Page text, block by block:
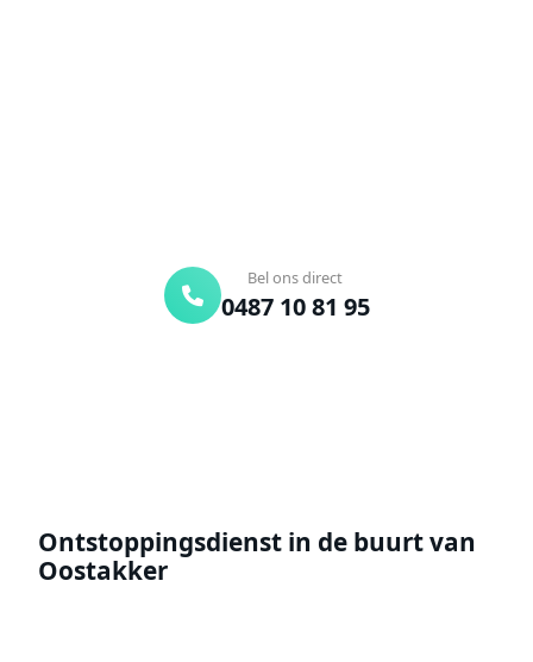
Bel ons direct
0487 10 81 95
Ontstoppingsdienst in de buurt van
Oostakker